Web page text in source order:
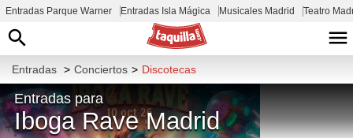
Entradas Parque Warner Entradas Isla Mágica Musicales Madrid Teatro
Entradas > Conciertos > Discotecas
Entradas para
Iboga Rave Madrid